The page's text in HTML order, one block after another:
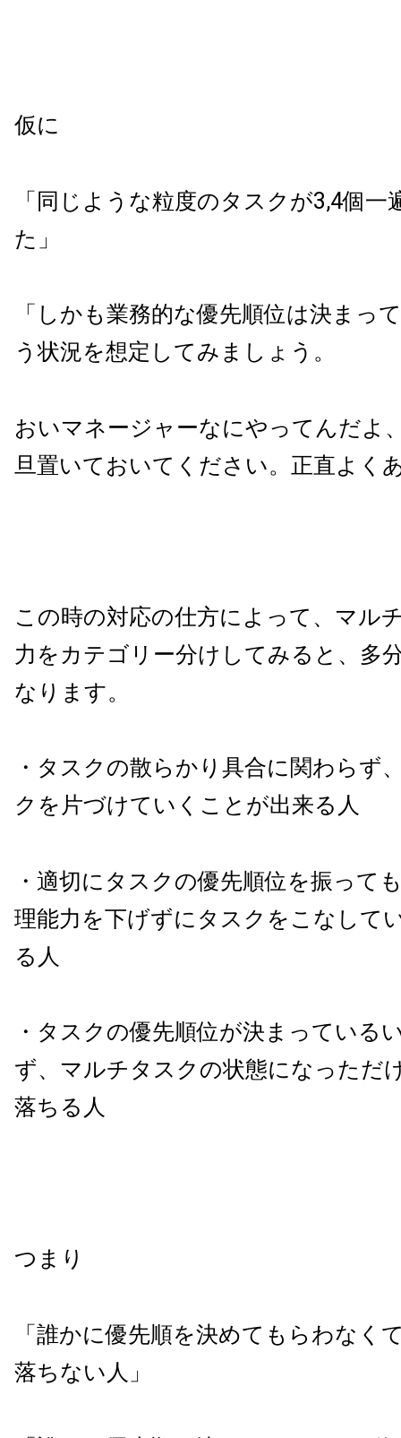
仮に
「同じような粒度のタスクが3,4個一
た」
「しかも業務的な優先順位は決まっ
う状況を想定してみましょう。
おいマネージャーなにやってんだよ
旦置いておいてください。正直よく
この時の対応の仕方によって、マル
力をカテゴリー分けしてみると、多
なります。
・タスクの散らかり具合に関わらず
クを片づけていくことが出来る人
・適切にタスクの優先順位を振って
理能力を下げずにタスクをこなして
る人
・タスクの優先順位が決まっている
ず、マルチタスクの状態になっただ
落ちる人
つまり
「誰かに優先順を決めてもらわなく
落ちない人」